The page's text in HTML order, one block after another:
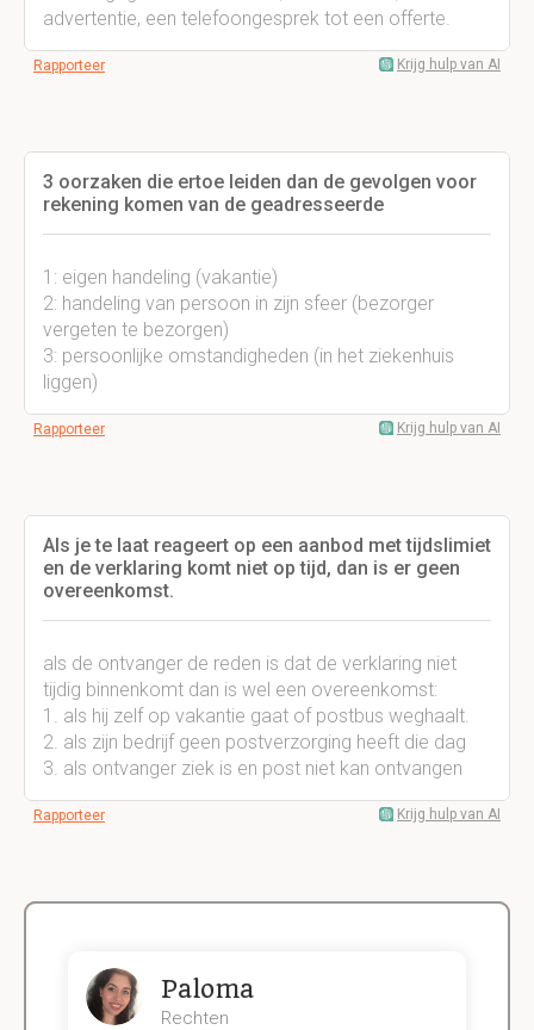
advertentie, een telefoongesprek tot een offerte.
Rapporteer Krijg hulp van AI
3 oorzaken die ertoe leiden dan de gevolgen voor
rekening komen van de geadresseerde
1: eigen handeling (vakantie)
2: handeling van persoon in zijn sfeer (bezorger
vergeten te bezorgen)
3: persoonlijke omstandigheden (in het ziekenhuis
liggen)
Rapporteer Krijg hulp van AI
Als je te laat reageert op een aanbod met tijdslimiet
en de verklaring komt niet op tijd, dan is er geen
overeenkomst.
als de ontvanger de reden is dat de verklaring niet
tijdig binnenkomt dan is wel een overeenkomst:
1. als hij zelf op vakantie gaat of postbus weghaalt.
2. als zijn bedrijf geen postverzorging heeft die dag
3. als ontvanger ziek is en post niet kan ontvangen
Rapporteer Krijg hulp van AI
Paloma
Rechten